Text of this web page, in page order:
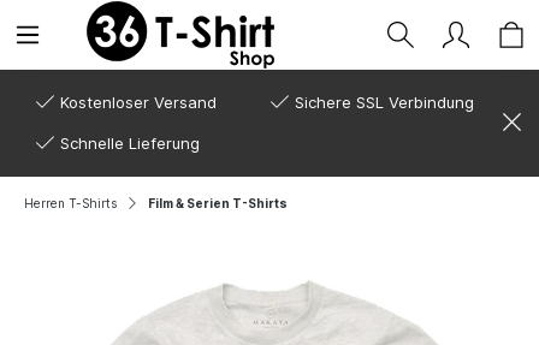
Kostenloser Versand Sichere SSL Verbindung
Schnelle Lieferung
Herren T-Shirts Film & Serien T-Shirts